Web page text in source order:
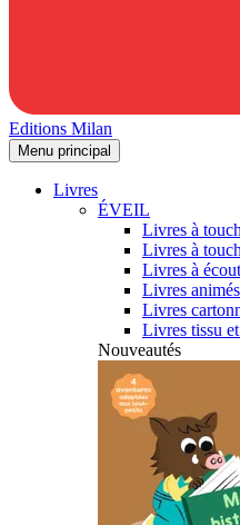
Editions Milan
Menu principal
Livres
ÉVEIL
Livres à
Livres à
Livres à
Livres animés
Livres
Livres tissu
Nouveautés